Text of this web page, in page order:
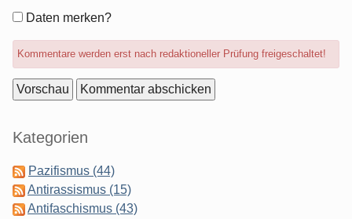
Formular-
Daten merken?
Kommentare werden erst nach redaktioneller Prüfung freigeschaltet!
Seitenleiste
Kategorien
Pazifismus (44)
Antirassismus (15)
Antifaschismus (43)